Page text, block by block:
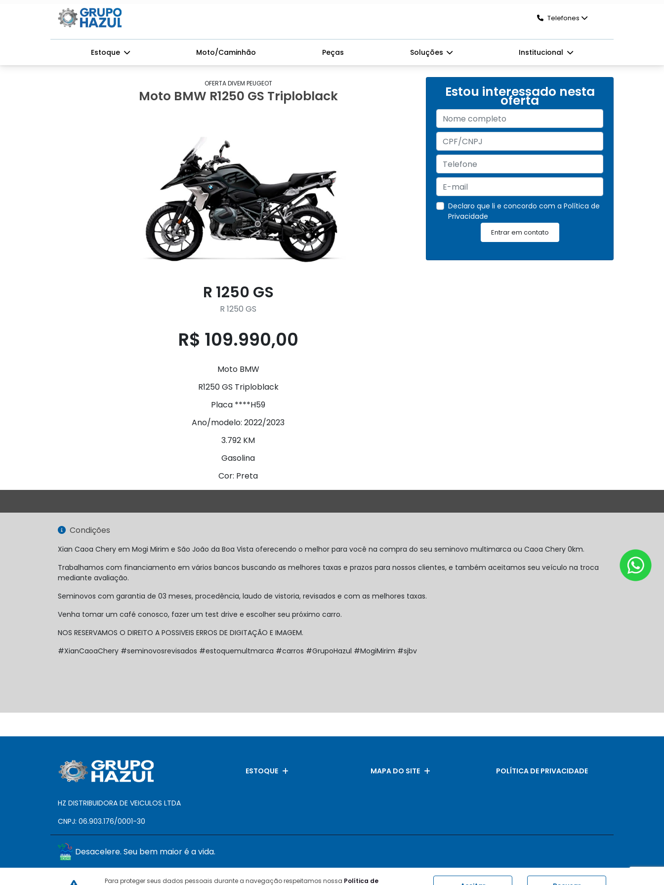
Telefones
Estoque Moto/Caminhão Peças Soluções Institucional
OFERTA DIVEM PEUGEOT
Moto BMW R1250 GS Triploblack
R 1250 GS
R 1250 GS
R$ 109.990,00
Moto BMW
R1250 GS Triploblack
Placa ****H59
Ano/modelo: 2022/2023
3.792 KM
Gasolina
Cor: Preta
Estou interessado nesta
oferta
Declaro que li e concordo com a Política de
Privacidade
Entrar em contato
Condições
Xian Caoa Chery em Mogi Mirim e São João da Boa Vista oferecendo o melhor para você na compra do seu seminovo multimarca ou Caoa Chery 0km.
Trabalhamos com financiamento em vários bancos buscando as melhores taxas e prazos para nossos clientes, e também aceitamos seu veículo na troca
mediante avaliação.
Seminovos com garantia de 03 meses, procedência, laudo de vistoria, revisados e com as melhores taxas.
Venha tomar um café conosco, fazer um test drive e escolher seu próximo carro.
NOS RESERVAMOS O DIREITO A POSSIVEIS ERROS DE DIGITAÇÃO E IMAGEM.
#XianCaoaChery #seminovosrevisados #estoquemultmarca #carros #GrupoHazul #MogiMirim #sjbv
ESTOQUE MAPA DO SITE POLÍTICA DE PRIVACIDADE
HZ DISTRIBUIDORA DE VEICULOS LTDA
CNPJ: 06.903.176/0001-30
Desacelere. Seu bem maior é a vida.
Para proteger seus dados pessoais durante a navegação respeitamos nossa Política de